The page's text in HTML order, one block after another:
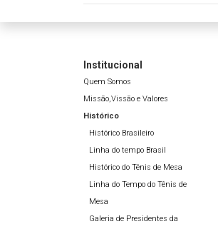
Institucional
Quem Somos
Missão,Vissão e Valores
Histórico
Histórico Brasileiro
Linha do tempo Brasil
Histórico do Tênis de Mesa
Linha do Tempo do Tênis de
Mesa
Galeria de Presidentes da